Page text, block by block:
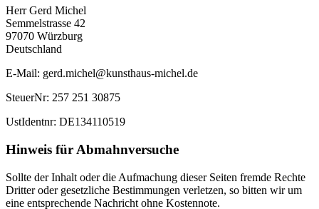
Herr Gerd Michel
Semmelstrasse 42
97070 Würzburg
Deutschland
E-Mail: gerd.michel@kunsthaus-michel.de
SteuerNr: 257 251 30875
UstIdentnr: DE134110519
Hinweis für Abmahnversuche
Sollte der Inhalt oder die Aufmachung dieser Seiten fremde Rechte
Dritter oder gesetzliche Bestimmungen verletzen, so bitten wir um
eine entsprechende Nachricht ohne Kostennote.